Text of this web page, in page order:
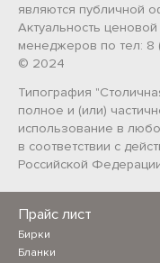
Прайс лист
Бирки
Бланки
являются публичной
Актуальность
менеджеров по тел: 8
© 2024
Типография
полное и (или)
использование в
в соответствии с
Российской